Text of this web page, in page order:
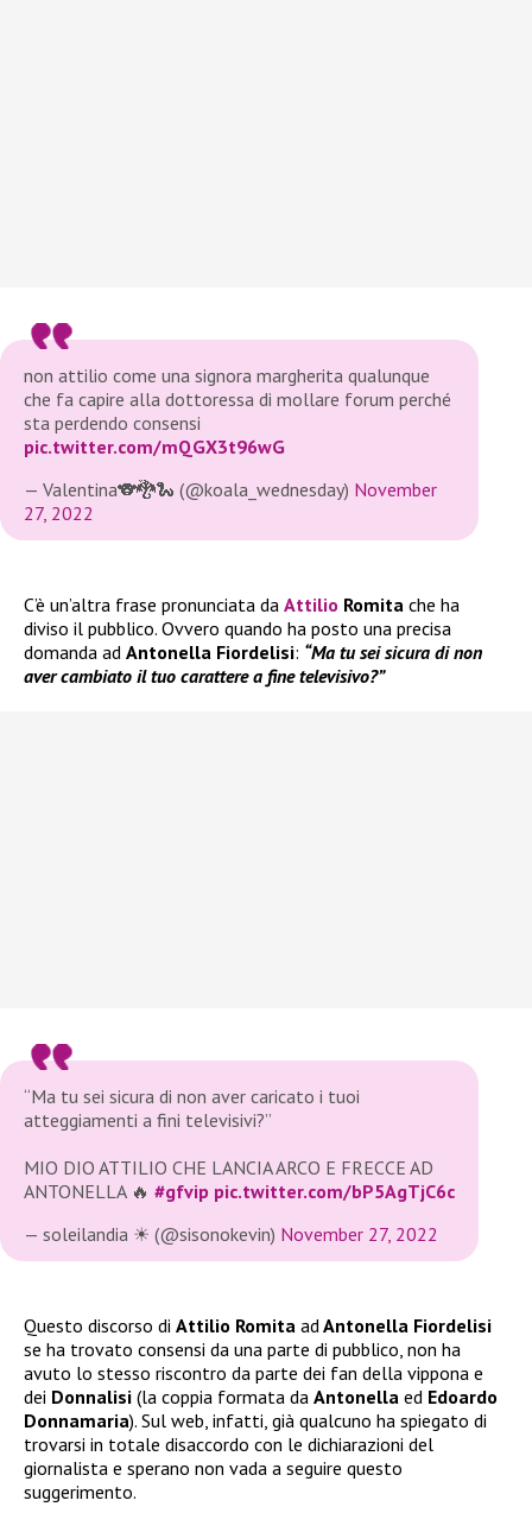
non attilio come una signora margherita qualunque
che fa capire alla dottoressa di mollare forum perché
sta perdendo consensi
pic.twitter.com/mQGX3t96wG
— Valentina🐨🐉🐍 (@koala_wednesday) November
27, 2022
C’è un’altra frase pronunciata da Attilio Romita che ha
diviso il pubblico. Ovvero quando ha posto una precisa
domanda ad Antonella Fiordelisi: “Ma tu sei sicura di non
aver cambiato il tuo carattere a fine televisivo?”
“Ma tu sei sicura di non aver caricato i tuoi
atteggiamenti a fini televisivi?”
MIO DIO ATTILIO CHE LANCIA ARCO E FRECCE AD
ANTONELLA 🔥 #gfvip pic.twitter.com/bP5AgTjC6c
— soleilandia ☀ (@sisonokevin) November 27, 2022
Questo discorso di Attilio Romita adAntonella Fiordelisi
se ha trovato consensi da una parte di pubblico, non ha
avuto lo stesso riscontro da parte dei fan della vippona e
dei Donnalisi (la coppia formata da Antonella ed Edoardo
Donnamaria). Sul web, infatti, già qualcuno ha spiegato di
trovarsi in totale disaccordo con le dichiarazioni del
giornalista e sperano non vada a seguire questo
suggerimento.